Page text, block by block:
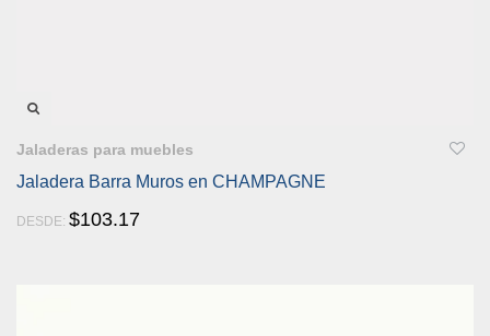
Jaladeras para muebles
Jaladera Barra Muros en CHAMPAGNE
DESDE: $103.17